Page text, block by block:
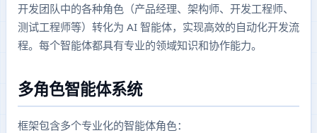
开发团队中的各种角色（产品经理、架构师、开发工程师、
测试工程师等）转化为 AI 智能体，实现高效的自动化开发流
程。每个智能体都具有专业的领域知识和协作能力。
多角色智能体系统
框架包含多个专业化的智能体角色：